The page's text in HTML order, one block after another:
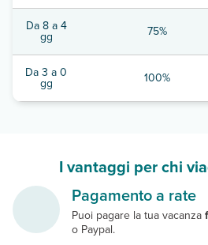
Da 8 a 4
gg 75%
Da 3 a 0
gg 100%
I vantaggi per chi
Pagamento a rate
Puoi pagare la tua vacanza
o Paypal.